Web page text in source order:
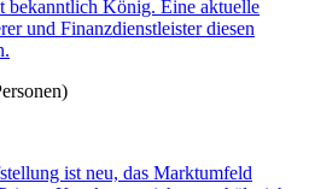
bekanntlich König. Eine aktuelle
und Finanzdienstleister diesen
ist neu, das Marktumfeld